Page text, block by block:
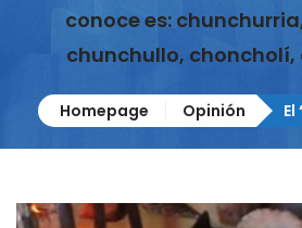
conoce es:
chunchullo,
Homepage Opinión